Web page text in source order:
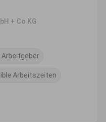
+ Co KG
Arbeitgeber
Arbeitszeiten